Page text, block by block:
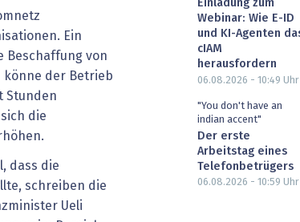
Ein
Beschaffung von
könne der Betrieb
Stunden
die
dass die
schreiben die
Ueli
Einladung zum
Webinar: Wie E-ID
und KI-Agenten
cIAM
herausfordern
06.08.2026 - 10:49 Uhr
"You don't have an
indian accent"
Der erste
Arbeitstag eines
Telefonbetrügers
06.08.2026 - 10:59 Uhr